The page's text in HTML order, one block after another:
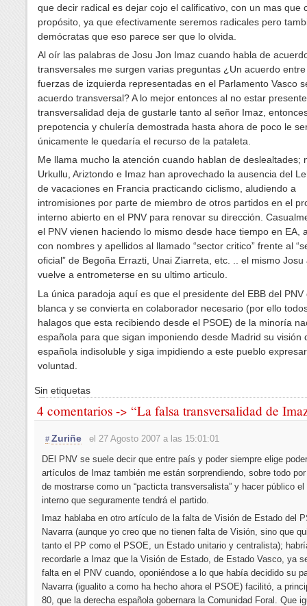
que decir radical es dejar cojo el calificativo, con un mas que
propósito, ya que efectivamente seremos radicales pero
demócratas que eso parece ser que lo olvida.
Al oír las palabras de Josu Jon Imaz cuando habla de
transversales me surgen varias preguntas ¿Un acuerdo
fuerzas de izquierda representadas en el Parlamento Vasco
acuerdo transversal? A lo mejor entonces al no estar
transversalidad deja de gustarle tanto al señor Imaz,
prepotencia y chulería demostrada hasta ahora de poco le
únicamente le quedaría el recurso de la pataleta.
Me llama mucho la atención cuando hablan de deslealtades;
Urkullu, Ariztondo e Imaz han aprovechado la ausencia del
de vacaciones en Francia practicando ciclismo, aludiendo a
intromisiones por parte de miembro de otros partidos en el
interno abierto en el PNV para renovar su dirección.
el PNV vienen haciendo lo mismo desde hace tiempo en EA,
con nombres y apellidos al llamado “sector critico” frente al
oficial” de Begoña Errazti, Unai Ziarreta, etc. .. el mismo Josu
vuelve a entrometerse en su ultimo articulo.
La única paradoja aquí es que el presidente del EBB del PNV
blanca y se convierta en colaborador necesario (por ello
halagos que esta recibiendo desde el PSOE) de la minoría
española para que sigan imponiendo desde Madrid su visión
española indisoluble y siga impidiendo a este pueblo
voluntad.
Sin etiquetas
4 comentarios -> “La falsa transversalidad de
# Zuriñe
el 27 Agosto 2007 a las 15:01:01
DEl PNV se suele decir que entre país y poder siempre elige
artículos de Imaz también me están sorprendiendo, sobre todo
de mostrarse como un “pacticta transversalista” y hacer público el
interno que seguramente tendrá el partido.
Imaz hablaba en otro artículo de la falta de Visión de Estado del
Navarra (aunque yo creo que no tienen falta de Visión, sino que
tanto el PP como el PSOE, un Estado unitario y centralista);
recordarle a Imaz que la Visión de Estado, de Estado Vasco, ya
falta en el PNV cuando, oponiéndose a lo que había decidido su
Navarra (igualito a como ha hecho ahora el PSOE) facilitó, a
80, que la derecha española gobernara la Comunidad Foral. Que